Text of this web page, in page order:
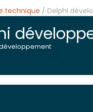
technique / Delphi